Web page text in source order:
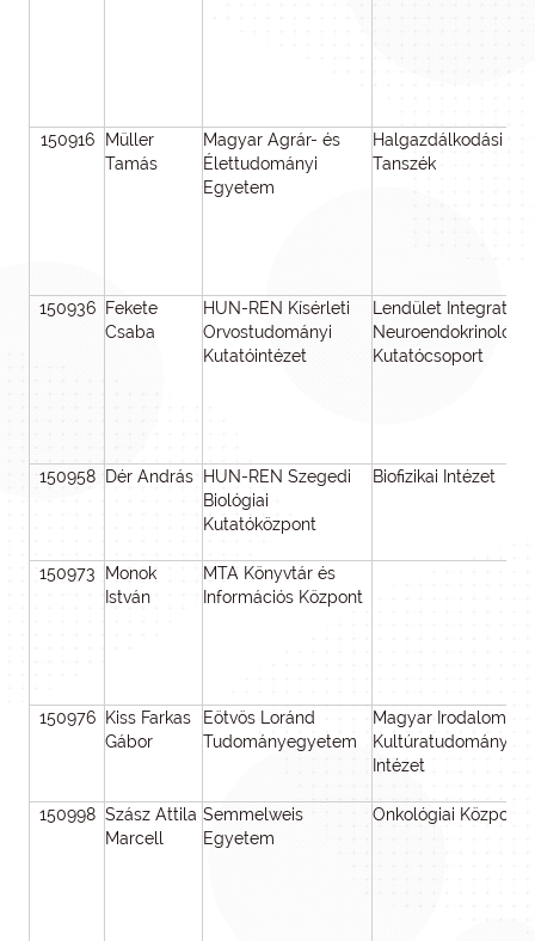
150916
Müller
Tamás
Magyar Agrár- és
Élettudományi
Egyetem
Halgazdálkodási
Tanszék
150936
Fekete
Csaba
HUN-REN Kísérleti
Orvostudományi
Kutatóintézet
Lendület Integratív
Kutatócsoport
150958 Dér András
HUN-REN Szegedi
Biológiai
Kutatóközpont
Biofizikai Intézet
150973
Monok
István
MTA Könyvtár és
Információs Központ
150976
Kiss Farkas
Gábor
Eötvös Loránd
Tudományegyetem
Magyar Irodalom- és
Kultúratudományi
Intézet
150998 Szász Attila
Marcell
Semmelweis
Egyetem
Onkológiai Központ